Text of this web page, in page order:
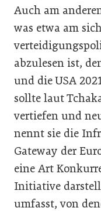
Auch am
was etwa am
abzulesen ist,
und die USA
sollte laut
vertiefen und
nennt sie die
Gateway der
eine Art
Initiative
umfasst, von